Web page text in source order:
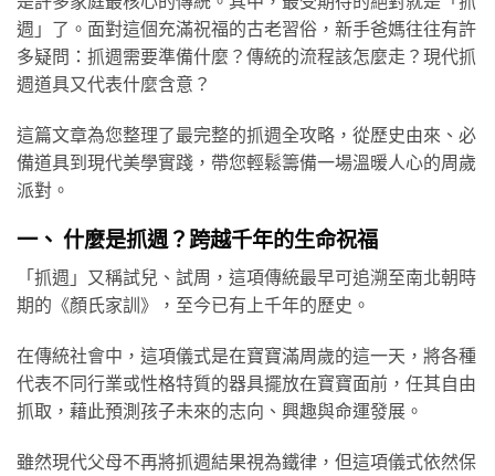
週」了。面對這個充滿祝福的古老習俗，新手爸媽往往有許
多疑問：抓週需要準備什麼？傳統的流程該怎麼走？現代抓
週道具又代表什麼含意？
這篇文章為您整理了最完整的抓週全攻略，從歷史由來、必
備道具到現代美學實踐，帶您輕鬆籌備一場溫暖人心的周歲
派對。
一、 什麼是抓週？跨越千年的生命祝福
「抓週」又稱試兒、試周，這項傳統最早可追溯至南北朝時
期的《顏氏家訓》，至今已有上千年的歷史。
在傳統社會中，這項儀式是在寶寶滿周歲的這一天，將各種
代表不同行業或性格特質的器具擺放在寶寶面前，任其自由
抓取，藉此預測孩子未來的志向、興趣與命運發展。
雖然現代父母不再將抓週結果視為鐵律，但這項儀式依然保